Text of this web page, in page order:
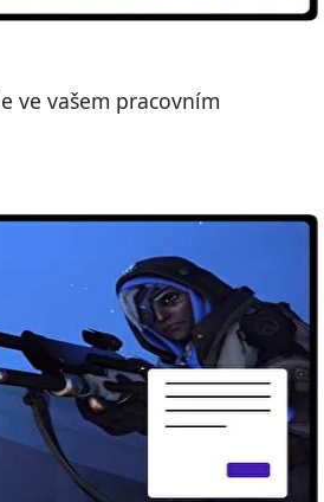
ve vašem pracovním